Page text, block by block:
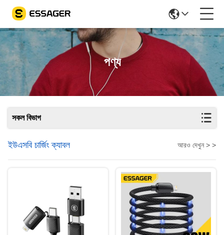
পণ্য
সকল বিভাগ
ইউএসবি চার্জিং ক্যাবল আরও দেখুন > >